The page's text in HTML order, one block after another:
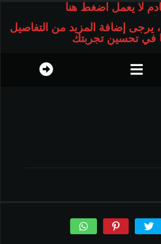
لا يعمل اضغط هنا
يرجى إضافة المزيد من التفاصيل
في تحسين تجربتك